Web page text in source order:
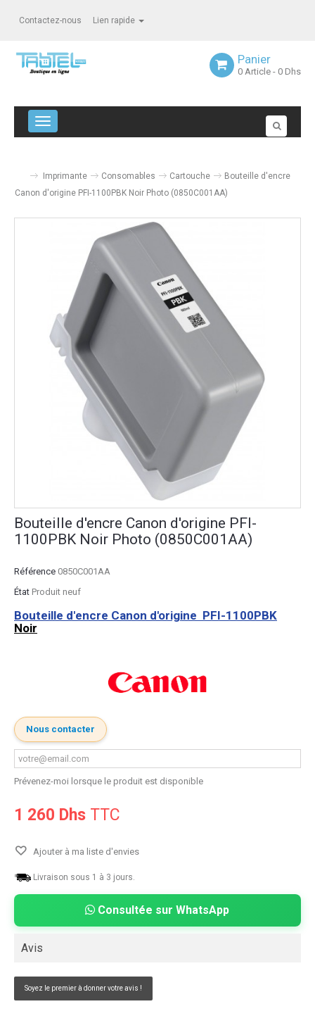
Contactez-nous Lien rapide
Panier
0 Article - 0 Dhs
Navigation bascule
Imprimante Consomables Cartouche
Bouteille d'encre
Canon d'origine PFI-1100PBK Noir Photo (0850C001AA)
Bouteille d'encre Canon d'origine PFI-
1100PBK Noir Photo (0850C001AA)
Référence 0850C001AA
État Produit neuf
Bouteille d'encre Canon d'origine PFI-1100PBK
Noir
Nous contacter
Prévenez-moi lorsque le produit est disponible
1 260 Dhs TTC
Ajouter à ma liste d'envies
Livraison sous 1 à 3 jours.
Consultée sur WhatsApp
Avis
Soyez le premier à donner votre avis !